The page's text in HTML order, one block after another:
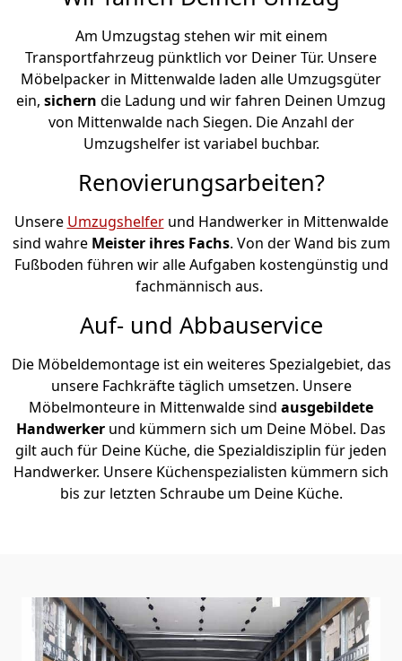
Am Umzugstag stehen wir mit einem
Transportfahrzeug pünktlich vor Deiner Tür. Unsere
Möbelpacker in Mittenwalde laden alle Umzugsgüter
ein, sichern die Ladung und wir fahren Deinen Umzug
von Mittenwalde nach Siegen. Die Anzahl der
Umzugshelfer ist variabel buchbar.
Renovierungsarbeiten?
Unsere Umzugshelferund Handwerker in Mittenwalde
sind wahre Meister ihres Fachs. Von der Wand bis zum
Fußboden führen wir alle Aufgaben kostengünstig und
fachmännisch aus.
Auf- und Abbauservice
Die Möbeldemontage ist ein weiteres Spezialgebiet, das
unsere Fachkräfte täglich umsetzen. Unsere
Möbelmonteure in Mittenwalde sind ausgebildete
Handwerker und kümmern sich um Deine Möbel. Das
gilt auch für Deine Küche, die Spezialdisziplin für jeden
Handwerker. Unsere Küchenspezialisten kümmern sich
bis zur letzten Schraube um Deine Küche.